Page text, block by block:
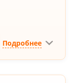
Подробнее